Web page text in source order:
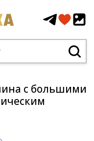
с большими